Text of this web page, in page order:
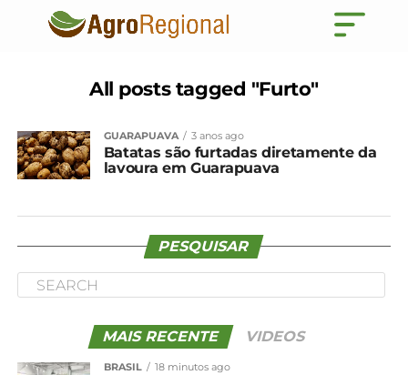
All posts tagged "Furto"
GUARAPUAVA 3 anos ago
Batatas são furtadas diretamente da
lavoura em Guarapuava
PESQUISAR
MAIS RECENTE VIDEOS
BRASIL 18 minutos ago